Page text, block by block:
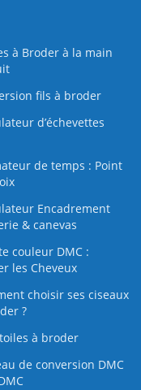
à Broder à la main
fils à broder
d’échevettes
de temps : Point
Encadrement
& canevas
couleur DMC :
les Cheveux
choisir ses ciseaux
?
à broder
de conversion DMC